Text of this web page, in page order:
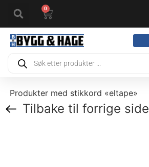
0
Produkter med stikkord «eltape»
Tilbake til forrige side